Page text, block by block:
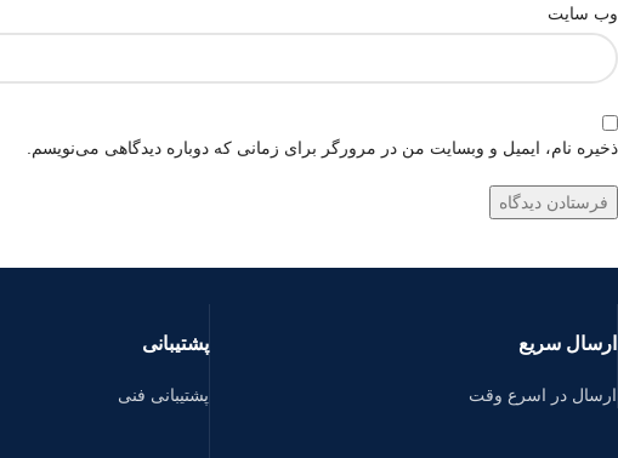
وب‌ سایت
ذخیره نام، ایمیل و وبسایت من در مرورگر برای زمانی که دوباره دیدگاهی می‌نویسم.
ارسال سریع
ارسال در اسرع وقت
پشتیبانی
پشتیبانی فنی